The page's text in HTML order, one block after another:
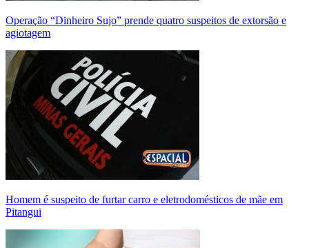
Operação “Dinheiro Sujo” prende quatro suspeitos de extorsão e
agiotagem
Homem é suspeito de furtar carro e eletrodomésticos de mãe em
Pitangui